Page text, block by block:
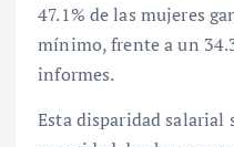
47.1% de las mujeres
mínimo, frente a un
informes.
Esta disparidad salarial